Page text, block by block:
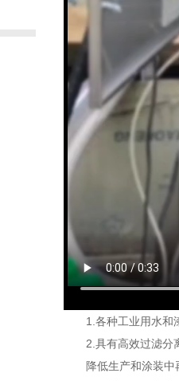
1.各种工业用水和漆
2.具有高效过滤分离
降低生产和涂装中再